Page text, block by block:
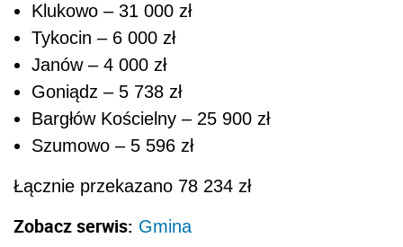
Klukowo – 31 000 zł
Tykocin – 6 000 zł
Janów – 4 000 zł
Goniądz – 5 738 zł
Bargłów Kościelny – 25 900 zł
Szumowo – 5 596 zł
Łącznie przekazano 78 234 zł
Zobacz serwis: Gmina